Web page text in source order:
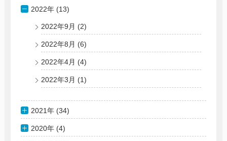
2022年 (13)
2022年9月 (2)
2022年8月 (6)
2022年4月 (4)
2022年3月 (1)
2021年 (34)
2020年 (4)